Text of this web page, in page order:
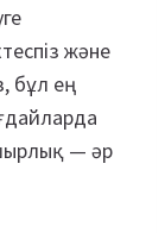
және
бұл ең
— әр